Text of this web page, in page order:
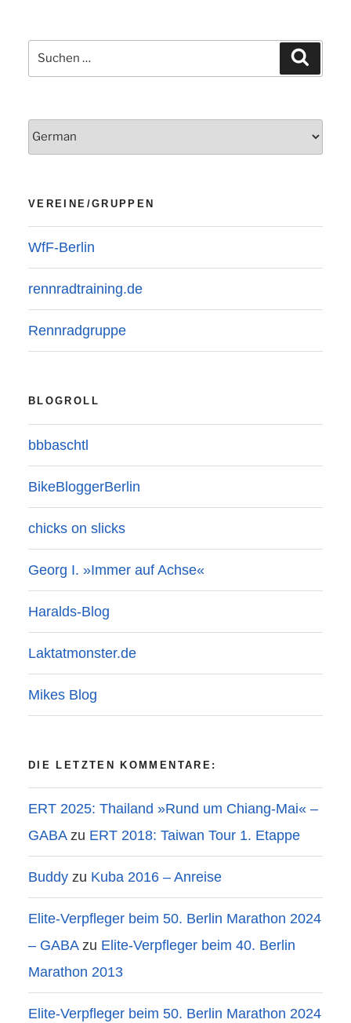
Suchen
nach:
VEREINE/GRUPPEN
WfF-Berlin
rennradtraining.de
Rennradgruppe
BLOGROLL
bbbaschtl
BikeBloggerBerlin
chicks on slicks
Georg I. »Immer auf Achse«
Haralds-Blog
Laktatmonster.de
Mikes Blog
DIE LETZTEN KOMMENTARE:
ERT 2025: Thailand »Rund um Chiang-Mai« –
GABAzu ERT 2018: Taiwan Tour 1. Etappe
Buddy zu Kuba 2016 – Anreise
Elite-Verpfleger beim 50. Berlin Marathon 2024
– GABAzu Elite-Verpfleger beim 40. Berlin
Marathon 2013
Elite-Verpfleger beim 50. Berlin Marathon 2024